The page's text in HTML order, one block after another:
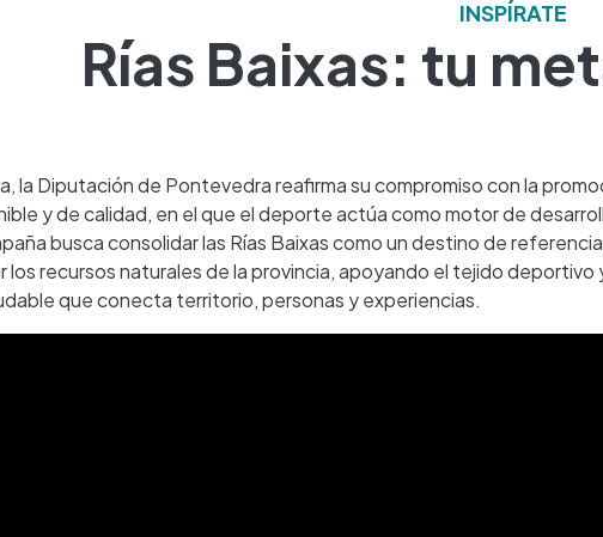
INSPÍRATE
Rías Baixas: tu
la Diputación de Pontevedra reafirma su compromiso con la
y de calidad, en el que el deporte actúa como motor de
busca consolidar las Rías Baixas como un destino de
los recursos naturales de la provincia, apoyando el tejido deportivo
que conecta territorio, personas y experiencias.